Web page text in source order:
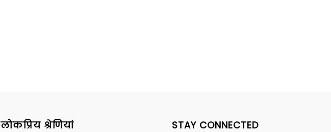
लोकप्रिय श्रेणियां STAY CONNECTED